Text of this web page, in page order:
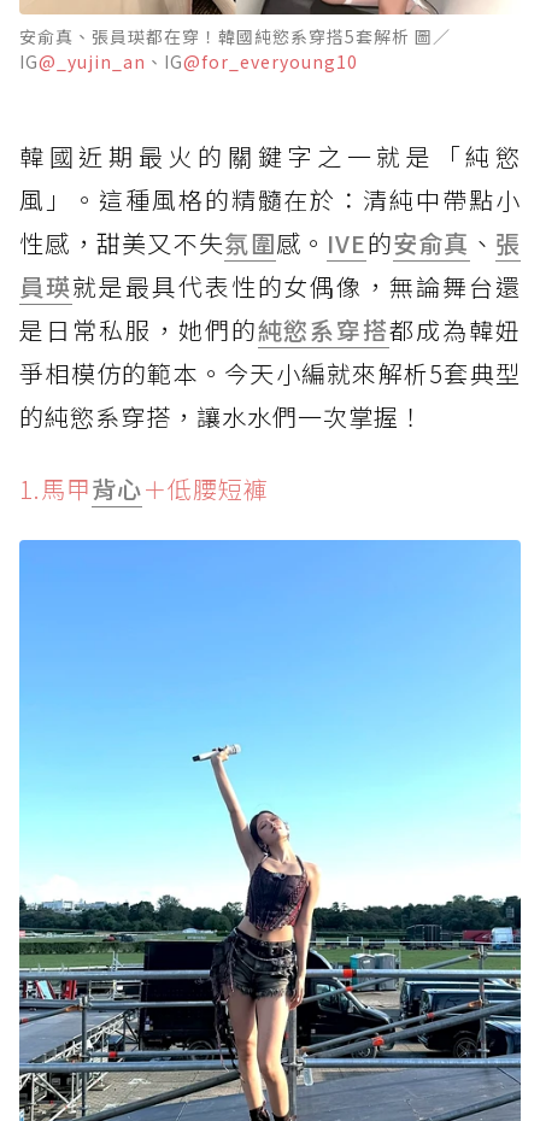
安俞真、張員瑛都在穿！韓國純慾系穿搭5套解析 圖／
IG@_yujin_an 、IG@for_everyoung10
韓國近期最火的關鍵字之一就是「純慾
風」。這種風格的精髓在於：清純中帶點小
性感，甜美又不失氛圍感。 IVE的安俞真 、 張
員瑛就是最具代表性的女偶像，無論舞台還
是日常私服，她們的純慾系穿搭都成為韓妞
爭相模仿的範本。今天小編就來解析5套典型
的純慾系穿搭，讓水水們一次掌握！
1.馬甲背心＋低腰短褲